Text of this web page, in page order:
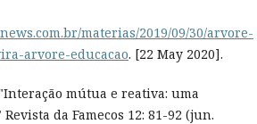
materias/2019/09/30/arvore-
arvore-educacao. [22 May 2020].
mútua e reativa: uma
da Famecos 12: 81-92 (jun.